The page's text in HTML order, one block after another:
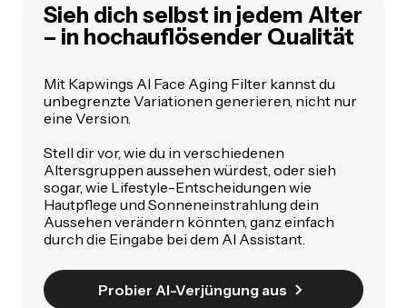
Sieh dich selbst in jedem Alter
– in hochauflösender Qualität
Mit Kapwings AI Face Aging Filter kannst du
unbegrenzte Variationen generieren, nicht nur
eine Version.
Stell dir vor, wie du in verschiedenen
Altersgruppen aussehen würdest, oder sieh
sogar, wie Lifestyle-Entscheidungen wie
Hautpflege und Sonneneinstrahlung dein
Aussehen verändern könnten, ganz einfach
durch die Eingabe bei dem AI Assistant.
Probier AI-Verjüngung aus